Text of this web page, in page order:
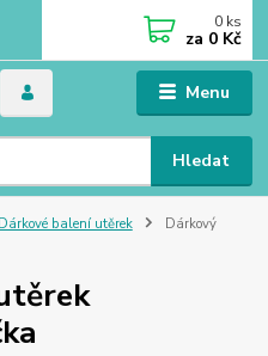
Menu
Hledat
0 ks
za 0 Kč
Dárkové balení utěrek
Dárkový